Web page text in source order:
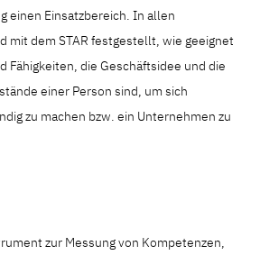
einen Einsatzbereich. In allen
mit dem STAR festgestellt, wie geeignet
Fähigkeiten, die Geschäftsidee und die
einer Person sind, um sich
zu machen bzw. ein Unternehmen zu
zur Messung von Kompetenzen,